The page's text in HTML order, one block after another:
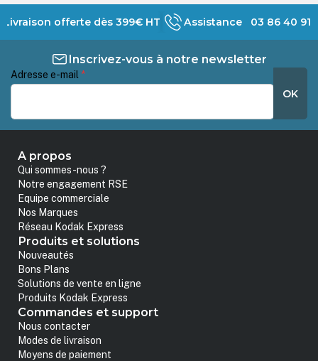
Livraison offerte dès 399€ HT Assistance 03 86 40 91
Inscrivez-vous à notre newsletter
Adresse e-mail *
OK
A propos
Qui sommes-nous ?
Notre engagement RSE
Equipe commerciale
Nos Marques
Réseau Kodak Express
Produits et solutions
Nouveautés
Bons Plans
Solutions de vente en ligne
Produits Kodak Express
Commandes et support
Nous contacter
Modes de livraison
Moyens de paiement